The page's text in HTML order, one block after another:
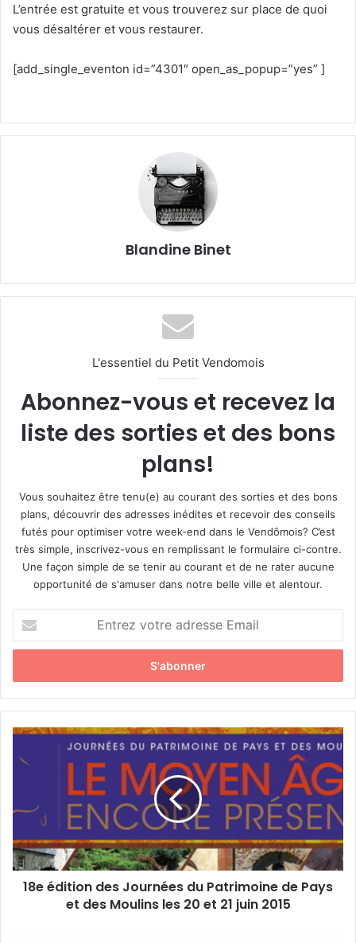
L’entrée est gratuite et vous trouverez sur place de quoi
vous désaltérer et vous restaurer.
[add_single_eventon id=”4301″ open_as_popup=”yes” ]
Blandine Binet
L'essentiel du Petit Vendomois
Abonnez-vous et recevez la
liste des sorties et des bons
plans!
Vous souhaitez être tenu(e) au courant des sorties et des bons
plans, découvrir des adresses inédites et recevoir des conseils
futés pour optimiser votre week-end dans le Vendômois? C’est
très simple, inscrivez-vous en remplissant le formulaire ci-contre.
Une façon simple de se tenir au courant et de ne rater aucune
opportunité de s'amuser dans notre belle ville et alentour.
t
e
z
o
d
e
s
1
i
o
18e édition des Journées du Patrimoine de Pays
et des Moulins les 20 et 21 juin 2015